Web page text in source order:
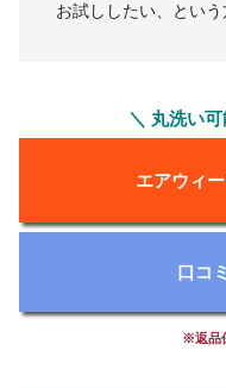
お試ししたい、という
＼ 丸洗い
エアウィ
口コ
※返品